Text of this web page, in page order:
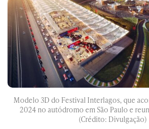
Modelo 3D do Festival Interlagos, que
2024 no autódromo em São Paulo e
(Crédito: Divulgação)